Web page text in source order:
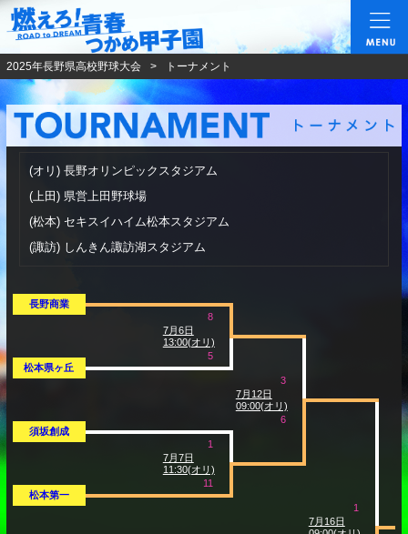
燃えろ!青春 つかめ
2025年長野県高校野球大会 トーナメント
(オリ)長野オリンピックスタジアム
(上田) 県営上田野球場
(松本) セキスイハイム松本スタジアム
(諏訪) しんきん諏訪湖スタジアム
長野商業
松本県ヶ丘
須坂創成
松本第一
7月6日
13:00(オリ)
8
5
7月7日
11:30(オリ)
1
11
7月12日
09:00(オリ)
3
6
7月16日
1